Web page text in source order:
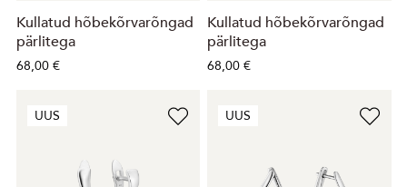
Kullatud hõbekõrvarõngad
pärlitega
68,00 €
Kullatud hõbekõrvarõngad
pärlitega
68,00 €
UUS UUS